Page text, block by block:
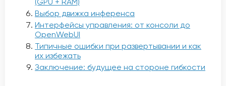
Выбор движка инференса
Интерфейсы управления: от консоли до
OpenWebUI
Типичные ошибки при развертывании и как
их избежать
Заключение: будущее на стороне гибкости